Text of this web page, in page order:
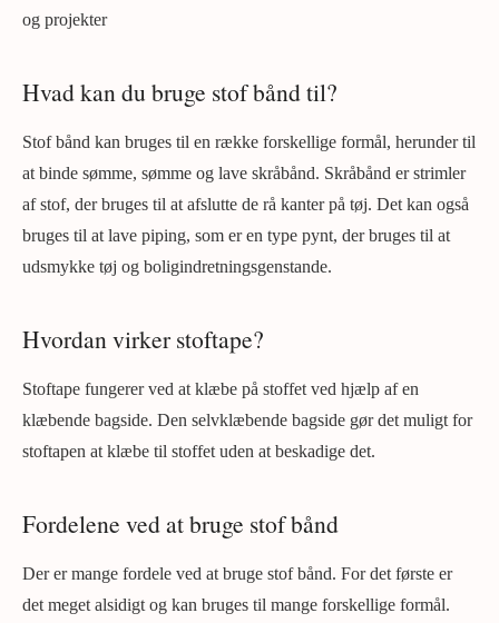
og projekter
Hvad kan du bruge stof bånd til?
Stof bånd kan bruges til en række forskellige formål, herunder til
at binde sømme, sømme og lave skråbånd. Skråbånd er strimler
af stof, der bruges til at afslutte de rå kanter på tøj. Det kan også
bruges til at lave piping, som er en type pynt, der bruges til at
udsmykke tøj og boligindretningsgenstande.
Hvordan virker stoftape?
Stoftape fungerer ved at klæbe på stoffet ved hjælp af en
klæbende bagside. Den selvklæbende bagside gør det muligt for
stoftapen at klæbe til stoffet uden at beskadige det.
Fordelene ved at bruge stof bånd
Der er mange fordele ved at bruge stof bånd. For det første er
det meget alsidigt og kan bruges til mange forskellige formål.